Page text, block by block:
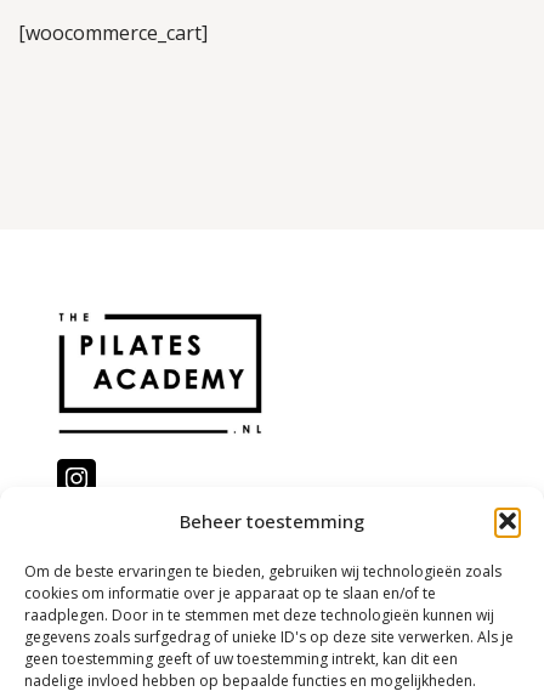
Beheer toestemming
Om de beste ervaringen te bieden, gebruiken wij technologieën zoals
cookies om informatie over je apparaat op te slaan en/of te
raadplegen. Door in te stemmen met deze technologieën kunnen wij
gegevens zoals surfgedrag of unieke ID's op deze site verwerken. Als je
geen toestemming geeft of uw toestemming intrekt, kan dit een
nadelige invloed hebben op bepaalde functies en mogelijkheden.
[woocommerce_cart]
@the.pilatesacademy
Contact
Veelgestelde vragen